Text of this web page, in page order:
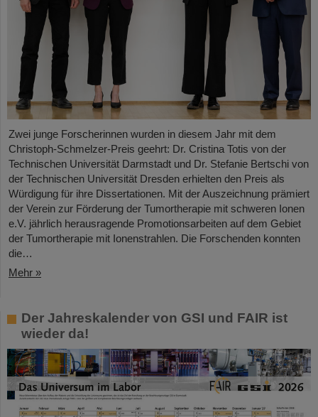
Zwei junge Forscherinnen wurden in diesem Jahr mit dem
Christoph-Schmelzer-Preis geehrt: Dr. Cristina Totis von der
Technischen Universität Darmstadt und Dr. Stefanie Bertschi von
der Technischen Universität Dresden erhielten den Preis als
Würdigung für ihre Dissertationen. Mit der Auszeichnung prämiert
der Verein zur Förderung der Tumortherapie mit schweren Ionen
e.V. jährlich herausragende Promotionsarbeiten auf dem Gebiet
der Tumortherapie mit Ionenstrahlen. Die Forschenden konnten
die…
Mehr »
Der Jahreskalender von GSI und FAIR ist
wieder da!